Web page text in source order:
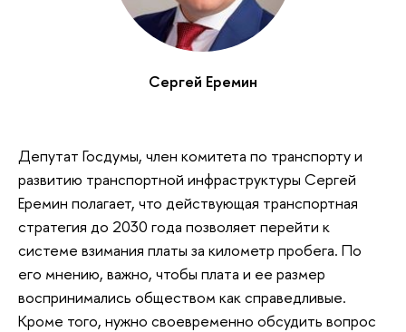
Сергей Еремин
Депутат Госдумы, член комитета по транспорту и
развитию транспортной инфраструктуры Сергей
Еремин полагает, что действующая транспортная
стратегия до 2030 года позволяет перейти к
системе взимания платы за километр пробега. По
его мнению, важно, чтобы плата и ее размер
воспринимались обществом как справедливые.
Кроме того, нужно своевременно обсудить вопрос